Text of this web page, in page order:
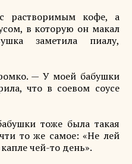
растворимым кофе, а
в которую он макал
заметила пиалу,
— У моей бабушки
что в соевом соусе
тоже была такая
то же самое: «Не лей
чей-то день».